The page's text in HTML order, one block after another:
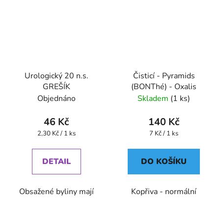
Urologický 20 n.s.
GREŠÍK
Objednáno
46 Kč
Měrná
2,30 Kč / 1 ks
DETAIL
Obsažené byliny mají
Čisticí - Pyramids
(BONThé) - Oxalis
Skladem (1 ks)
140 Kč
Měrná
7 Kč / 1 ks
DO KOŠÍKU
Kopřiva - normální